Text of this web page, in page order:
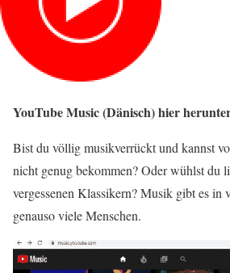
YouTube Music (Dänisch) hier
Bist du völlig musikverrückt und kannst
nicht genug bekommen? Oder wühlst du
vergessenen Klassikern? Musik gibt es in
genauso viele Menschen.